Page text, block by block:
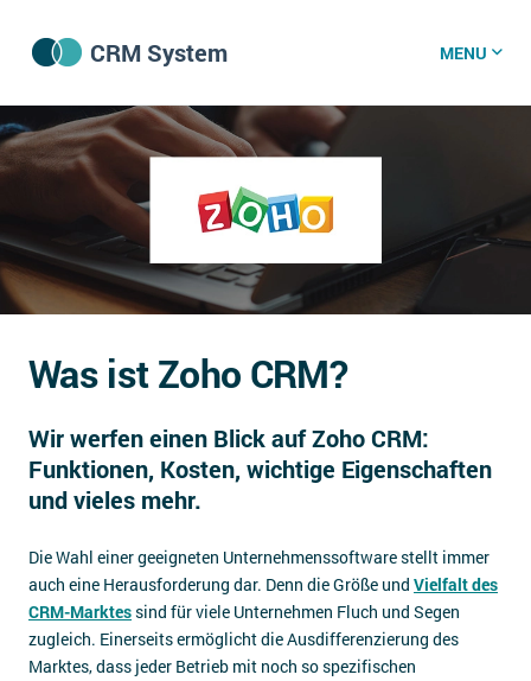
CRM System
CRM Software
CRM Wissenszentrum
CRM News
Was ist CRM?
Offene Stellen bei CRM-Lieferanten
Über uns
Impressum
Kontakt
MENU
Was ist Zoho CRM?
Wir werfen einen Blick auf Zoho CRM:
Funktionen, Kosten, wichtige Eigenschaften
und vieles mehr.
Die Wahl einer geeigneten Unternehmenssoftware stellt immer
auch eine Herausforderung dar. Denn die Größe und Vielfalt des
CRM-Marktessind für viele Unternehmen Fluch und Segen
zugleich. Einerseits ermöglicht die Ausdifferenzierung des
Marktes, dass jeder Betrieb mit noch so spezifischen